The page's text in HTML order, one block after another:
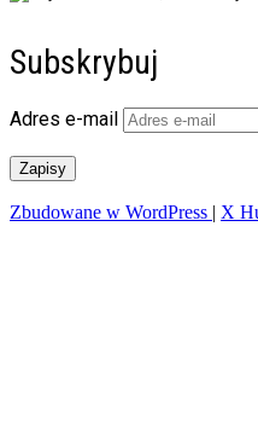
Subskrybuj
Adres e-mail
Zapisy
Zbudowane w WordPress | X